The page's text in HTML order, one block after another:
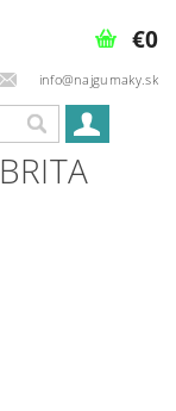
info@najgumaky.sk
€0